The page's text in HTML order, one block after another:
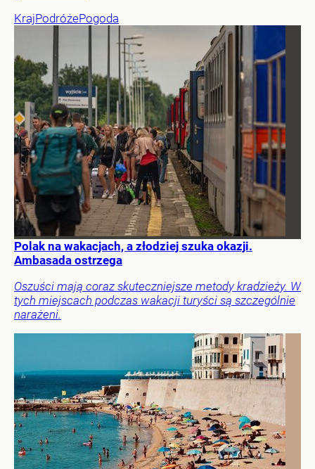
KrajPodróżePogoda
Polak na wakacjach, a złodziej szuka okazji.
Ambasada ostrzega
Oszuści mają coraz skuteczniejsze metody kradzieży. W
tych miejscach podczas wakacji turyści są szczególnie
narażeni.